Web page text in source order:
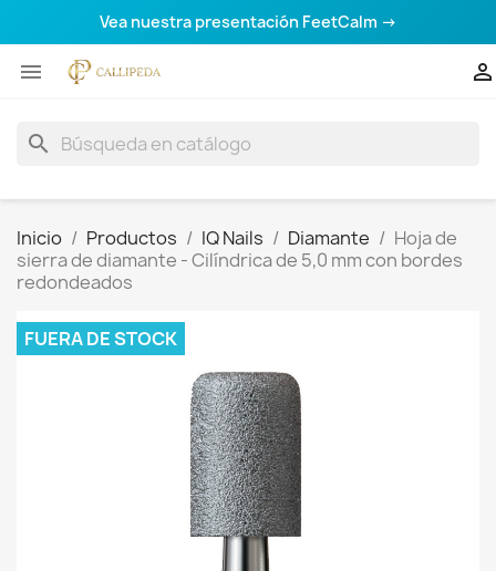
Vea nuestra presentación FeetCalm →
 
search
Inicio Productos IQ Nails Diamante
Hoja de
sierra de diamante - Cilíndrica de 5,0 mm con bordes
redondeados
FUERA DE STOCK